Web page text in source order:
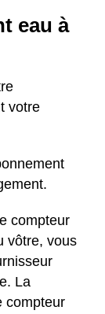
eau à
votre
compteur
vôtre, vous
La
compteur